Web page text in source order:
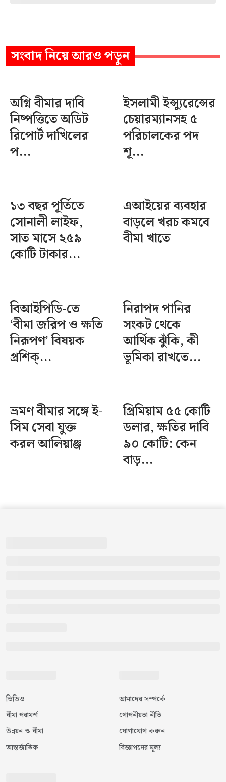
সংবাদনিয়ে আরও পড়ুন
অগ্নি বীমার দাবি
নিষ্পত্তিতে অডিট
রিপোর্ট দাখিলের
প...
ইসলামী ইন্স্যুরেন্সের
চেয়ারম্যানসহ ৫
পরিচালকের পদ
শূ...
১৩ বছর পূর্তিতে
সোনালী লাইফ,
সাত মাসে ২৫৯
কোটি টাকার...
এআইয়ের ব্যবহার
বাড়লে খরচ কমবে
বীমা খাতে
বিআইপিডি-তে
‘বীমা জরিপ ও ক্ষতি
নিরূপণ’ বিষয়ক
প্রশিক্...
নিরাপদ পানির
সংকট থেকে
আর্থিক ঝুঁকি, কী
ভূমিকা রাখতে...
ভ্রমণ বীমার সঙ্গে ই-
সিম সেবা যুক্ত
করল আলিয়াঞ্জ
প্রিমিয়াম ৫৫ কোটি
ডলার, ক্ষতির দাবি
৯০ কোটি: কেন
বাড়...
ভিডিও
বীমা পরামর্শ
উন্নয়ন ও বীমা
আন্তর্জাতিক
আমাদের সম্পর্কে
গোপনীয়তা নীতি
যোগাযোগ করুন
বিজ্ঞাপনের মূল্য